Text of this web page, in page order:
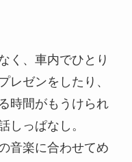
く、車内でひとり
レゼンをしたり、
時間がもうけられ
しっぱなし。
音楽に合わせてめ